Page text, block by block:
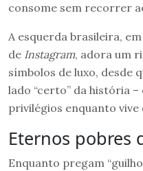
consome sem recorrer
A esquerda brasileira,
de Instagram, adora um
símbolos de luxo, desde
lado “certo” da história
privilégios enquanto vive
Eternos pobres
Enquanto pregam